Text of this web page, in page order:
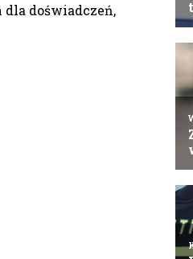
doświadczeń,